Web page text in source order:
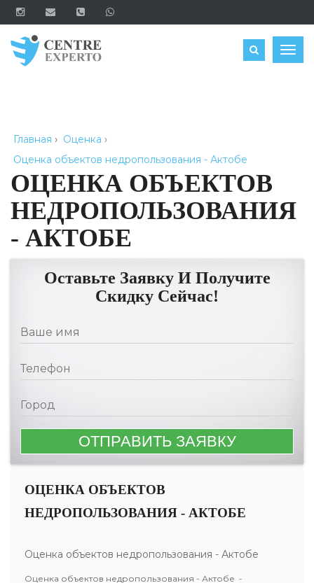
ЗАКАЗАТЬ
Главная › Оценка ›
Оценка объектов недропользования - Актобе
ОЦЕНКА ОБЪЕКТОВ
НЕДРОПОЛЬЗОВАНИЯ
- АКТОБЕ
Оставьте Заявку И Получите
Скидку Сейчас!
ОЦЕНКА ОБЪЕКТОВ
НЕДРОПОЛЬЗОВАНИЯ - АКТОБЕ
Оценка объектов недропользования - Актобе
Оценка объектов недропользования - Актобе -